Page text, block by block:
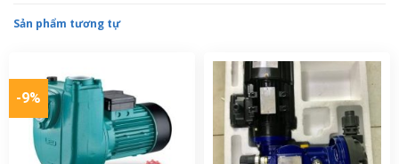
Sản phẩm tương tự
-9%